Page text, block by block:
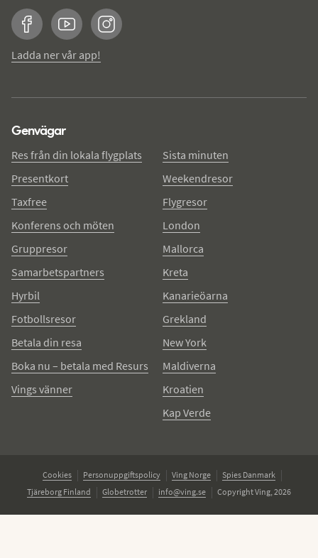
FacebookYouTubeInstagram
Ladda ner vår app!
Genvägar
Res från din lokala flygplats
Presentkort
Taxfree
Konferens och möten
Gruppresor
Samarbetspartners
Hyrbil
Fotbollsresor
Betala din resa
Boka nu – betala med Resurs
Vings vänner
Sista minuten
Weekendresor
Flygresor
London
Mallorca
Kreta
Kanarieöarna
Grekland
New York
Maldiverna
Kroatien
Kap Verde
Cookies Personuppgiftspolicy Ving Norge
Spies Danmark
Tjäreborg Finland
Globetrotter info@ving.se Copyright Ving, 2026